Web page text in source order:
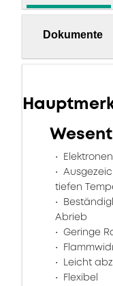
Dokumente
tiefen
Abrieb
Geringe
Leicht
Flexibel